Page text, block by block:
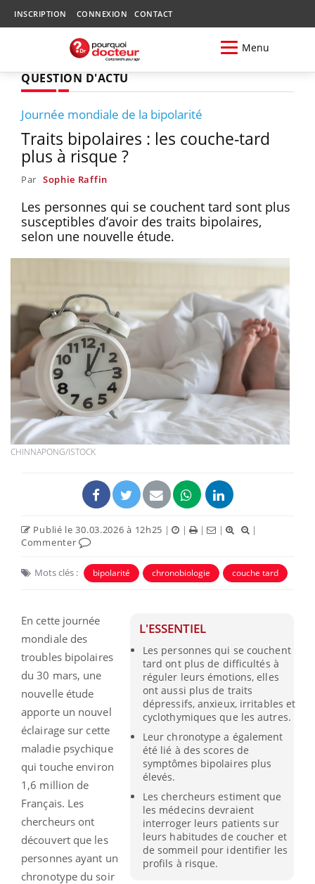
INSCRIPTION CONNEXION CONTACT
Menu
QUESTION D'ACTU
Journée mondiale de la bipolarité
Traits bipolaires : les couche-tard
plus à risque ?
Par Sophie Raffin
Les personnes qui se couchent tard sont plus
susceptibles d’avoir des traits bipolaires,
selon une nouvelle étude.
CHINNAPONG/ISTOCK
Publié le 30.03.2026 à 12h25 | | | |
|
Commenter
Mots clés : bipolarité chronobiologie couche tard
L'ESSENTIEL
Les personnes qui se couchent
tard ont plus de difficultés à
réguler leurs émotions, elles
ont aussi plus de traits
dépressifs, anxieux, irritables et
cyclothymiques que les autres.
Leur chronotype a également
été lié à des scores de
symptômes bipolaires plus
élevés.
Les chercheurs estiment que
les médecins devraient
interroger leurs patients sur
leurs habitudes de coucher et
de sommeil pour identifier les
profils à risque.
En cette journée
mondiale des
troubles bipolaires
du 30 mars, une
nouvelle étude
apporte un nouvel
éclairage sur cette
maladie psychique
qui touche environ
1,6 million de
Français. Les
chercheurs ont
découvert que les
personnes ayant un
chronotype du soir